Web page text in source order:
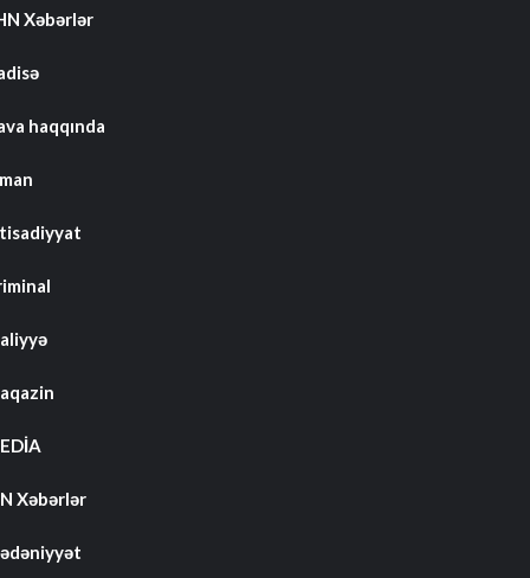
Xəbərlər
haqqında
Xəbərlər